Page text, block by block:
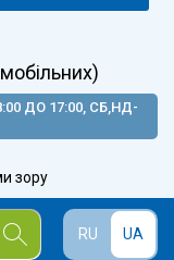
ДО 17:00, СБ,НД-
зору
RU UA